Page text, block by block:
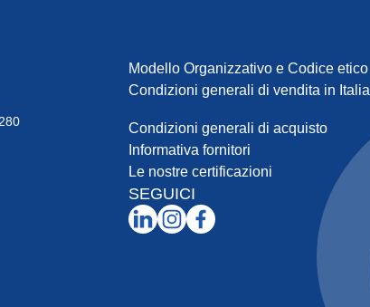
Modello Organizzativo e Codice etico
Condizioni generali di vendita in Italia
Condizioni generali di acquisto
Informativa fornitori
Le nostre certificazioni
SEGUICI